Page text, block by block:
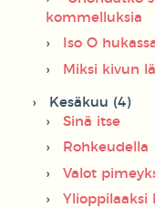
kommelluksia
Iso O
Miksi kivun
Kesäkuu (4)
Sinä itse
Rohkeudella
Valot
Ylioppilaaksi